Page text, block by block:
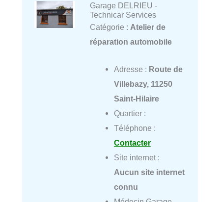
Garage DELRIEU -
Technicar Services
Catégorie : Atelier de
réparation automobile
Adresse : Route de
Villebazy, 11250
Saint-Hilaire
Quartier :
Téléphone :
Contacter
Site internet :
Aucun site internet
connu